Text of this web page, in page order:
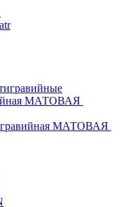
МАТОВАЯ
МАТОВАЯ